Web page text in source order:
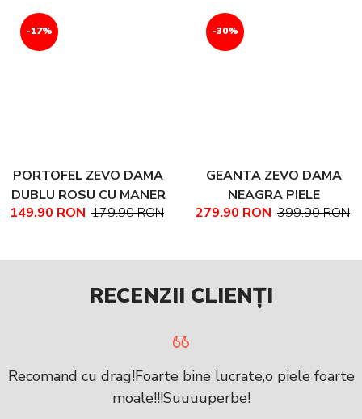
-17%
PORTOFEL ZEVO DAMA
DUBLU ROSU CU MANER
PIELE NATURALA
149.90 RON 179.90 RON
-30%
GEANTA ZEVO DAMA
NEAGRA PIELE
NATURALA TEXTURATA
279.90 RON 399.90 RON
RECENZII CLIENȚI
Recomand cu drag!Foarte bine lucrate,o piele foarte
moale!!!Suuuuperbe!